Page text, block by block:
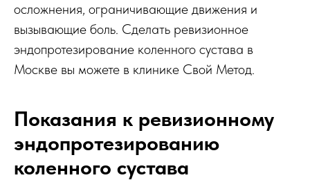
осложнения, ограничивающие движения и
вызывающие боль. Сделать ревизионное
эндопротезирование коленного сустава в
Москве вы можете в клинике Свой Метод.
Показания к ревизионному
эндопротезированию
коленного сустава